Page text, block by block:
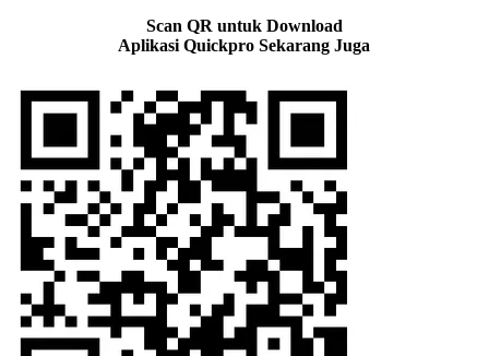
Scan QR untuk Download
Aplikasi Quickpro Sekarang Juga